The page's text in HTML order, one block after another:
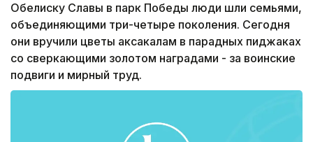
Обелиску Славы в парк Победы люди шли семьями,
объединяющими три-четыре поколения. Сегодня
они вручили цветы аксакалам в парадных пиджаках
со сверкающими золотом наградами - за воинские
подвиги и мирный труд.